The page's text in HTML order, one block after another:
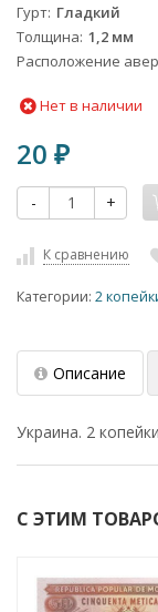
Гурт Гладкий
Толщина 1,2 мм
Расположение
Нет в наличии
20 ₽
- +
К сравнению
Категории: 2
Описание
Украина. 2
С ЭТИМ